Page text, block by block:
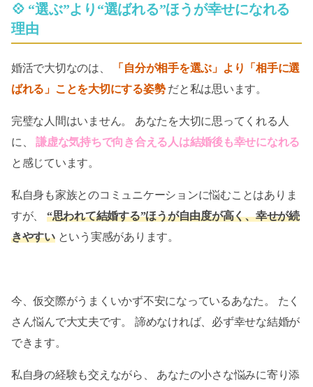
💠 “選ぶ”より“選ばれる”ほうが幸せになれる
理由
婚活で大切なのは、
「自分が相手を選ぶ」より「相手に選
ばれる」ことを大切にする姿勢だと私は思います。
完璧な人間はいません。 あなたを大切に思ってくれる人
に、謙虚な気持ちで向き合える人は結婚後も幸せになれる
と感じています。
私自身も家族とのコミュニケーションに悩むことはありま
すが、 “思われて結婚する”ほうが自由度が高く、幸せが続
きやすいという実感があります。
今、仮交際がうまくいかず不安になっているあなた。 たく
さん悩んで大丈夫です。 諦めなければ、必ず幸せな結婚が
できます。
私自身の経験も交えながら、 あなたの小さな悩みに寄り添